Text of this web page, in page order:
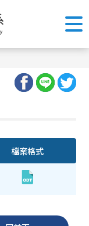
檔案格式